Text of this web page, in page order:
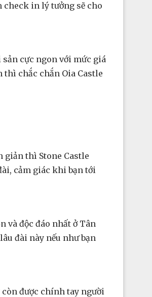
check in lý tưởng sẽ cho
cực ngon với mức giá
thì chắc chắn Oia Castle
giản thì Stone Castle
cảm giác khi bạn tới
và độc đáo nhất ở Tân
đài này nếu như bạn
được chính tay người